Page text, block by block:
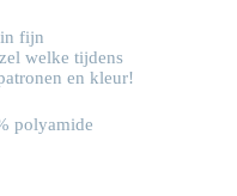
fijn
welke tijdens
en kleur!
polyamide